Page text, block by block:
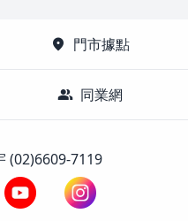
location_on 門市據點
group 同業網
(02)6609-7119